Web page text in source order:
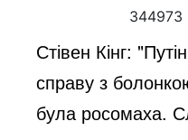
344973
Стівен Кінг:
справу з
була росомаха.